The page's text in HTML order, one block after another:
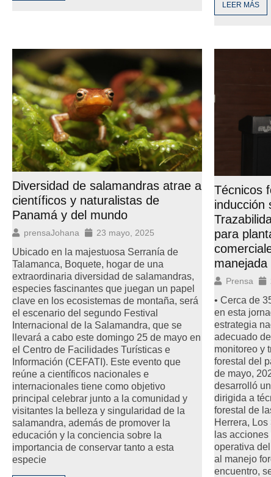
LEER MÁS
Diversidad de salamandras atrae a
científicos y naturalistas de
Panamá y del mundo
prensaJohana 23 mayo, 2025
Ubicado en la majestuosa Serranía de
Talamanca, Boquete, hogar de una
extraordinaria diversidad de salamandras,
especies fascinantes que juegan un papel
clave en los ecosistemas de montaña, será
el escenario del segundo Festival
Internacional de la Salamandra, que se
llevará a cabo este domingo 25 de mayo en
el Centro de Facilidades Turísticas e
Información (CEFATI). Este evento que
reúne a científicos nacionales e
internacionales tiene como objetivo
principal celebrar junto a la comunidad y
visitantes la belleza y singularidad de la
salamandra, además de promover la
educación y la conciencia sobre la
importancia de conservar tanto a esta
especie
Técnicos
inducción
para
manejada
Prensa
• Cerca de
en esta
estrategia
adecuado
monitoreo y
forestal del
de mayo,
desarrolló
dirigida a
forestal de
Herrera,
las
operativa
al manejo
encuentro,